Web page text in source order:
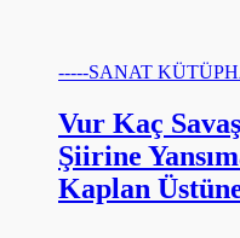
-----SANAT
Vur Kaç
Şiirine
Kaplan